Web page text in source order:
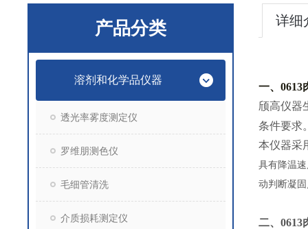
产品分类
溶剂和化学品仪器
透光率雾度测定仪
罗维朋测色仪
毛细管清洗
介质损耗测定仪
详细
一、 0613
颀高仪器
条件要求
本仪器采
具有降温
动判断凝
二、 0613